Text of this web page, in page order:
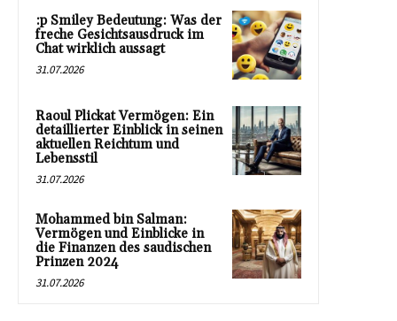
:p Smiley Bedeutung: Was der
freche Gesichtsausdruck im
Chat wirklich aussagt
31.07.2026
Raoul Plickat Vermögen: Ein
detaillierter Einblick in seinen
aktuellen Reichtum und
Lebensstil
31.07.2026
Mohammed bin Salman:
Vermögen und Einblicke in
die Finanzen des saudischen
Prinzen 2024
31.07.2026